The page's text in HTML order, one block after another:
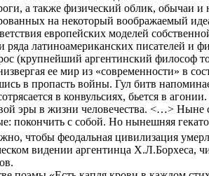
а также физический облик, обычаи
на некоторый воображаемый
европейских моделей
латиноамериканских писателей и
(крупнейший аргентинский
ее мир из «современности» в
в пропасть войны. Гул битв
в конвульсиях, бьется в
эры в жизни человечества. <…> Ныне
покончить с собой. Но нынешняя
чтобы феодальная цивилизация
видении аргентинца